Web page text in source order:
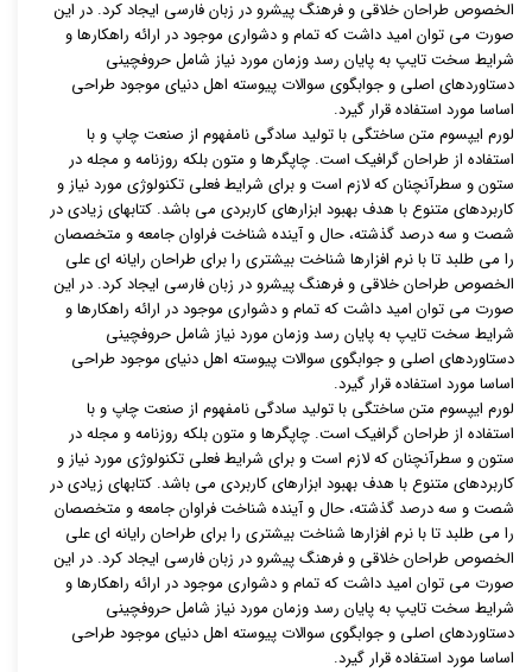
الخصوص طراحان خلاقی و فرهنگ پیشرو در زبان فارسی ایجاد کرد. در این
صورت می توان امید داشت که تمام و دشواری موجود در ارائه راهکارها و
شرایط سخت تایپ به پایان رسد وزمان مورد نیاز شامل حروفچینی
دستاوردهای اصلی و جوابگوی سوالات پیوسته اهل دنیای موجود طراحی
اساسا مورد استفاده قرار گیرد.
لورم ایپسوم متن ساختگی با تولید سادگی نامفهوم از صنعت چاپ و با
استفاده از طراحان گرافیک است. چاپگرها و متون بلکه روزنامه و مجله در
ستون و سطرآنچنان که لازم است و برای شرایط فعلی تکنولوژی مورد نیاز و
کاربردهای متنوع با هدف بهبود ابزارهای کاربردی می باشد. کتابهای زیادی در
شصت و سه درصد گذشته، حال و آینده شناخت فراوان جامعه و متخصصان
را می طلبد تا با نرم افزارها شناخت بیشتری را برای طراحان رایانه ای علی
الخصوص طراحان خلاقی و فرهنگ پیشرو در زبان فارسی ایجاد کرد. در این
صورت می توان امید داشت که تمام و دشواری موجود در ارائه راهکارها و
شرایط سخت تایپ به پایان رسد وزمان مورد نیاز شامل حروفچینی
دستاوردهای اصلی و جوابگوی سوالات پیوسته اهل دنیای موجود طراحی
اساسا مورد استفاده قرار گیرد.
لورم ایپسوم متن ساختگی با تولید سادگی نامفهوم از صنعت چاپ و با
استفاده از طراحان گرافیک است. چاپگرها و متون بلکه روزنامه و مجله در
ستون و سطرآنچنان که لازم است و برای شرایط فعلی تکنولوژی مورد نیاز و
کاربردهای متنوع با هدف بهبود ابزارهای کاربردی می باشد. کتابهای زیادی در
شصت و سه درصد گذشته، حال و آینده شناخت فراوان جامعه و متخصصان
را می طلبد تا با نرم افزارها شناخت بیشتری را برای طراحان رایانه ای علی
الخصوص طراحان خلاقی و فرهنگ پیشرو در زبان فارسی ایجاد کرد. در این
صورت می توان امید داشت که تمام و دشواری موجود در ارائه راهکارها و
شرایط سخت تایپ به پایان رسد وزمان مورد نیاز شامل حروفچینی
دستاوردهای اصلی و جوابگوی سوالات پیوسته اهل دنیای موجود طراحی
اساسا مورد استفاده قرار گیرد.